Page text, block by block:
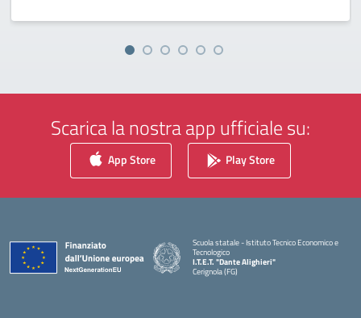
Scarica la nostra app ufficiale su:
App Store Play Store
Scuola statale - Istituto Tecnico Economico e
Tecnologico
I.T.E.T. "Dante Alighieri"
Cerignola (FG)
— Visita la pagina iniziale della scuola